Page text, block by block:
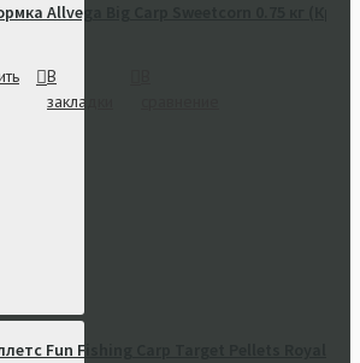
Allvega Big Carp Sweetcorn 0.75 кг
В
закладки
Fun Fishing Carp Target Pellets Royal